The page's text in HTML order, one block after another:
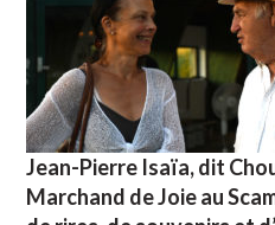
Jean-Pierre Isaïa, dit
Marchand de Joie au